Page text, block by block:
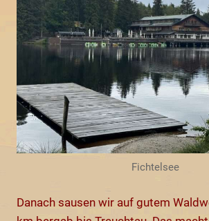
Fichtelsee
Danach sausen wir auf gutem